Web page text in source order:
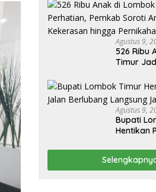
Agustus 9,
526 Ribu
Timur
Agustus 9,
Bupati
Hentikan
Perhatian